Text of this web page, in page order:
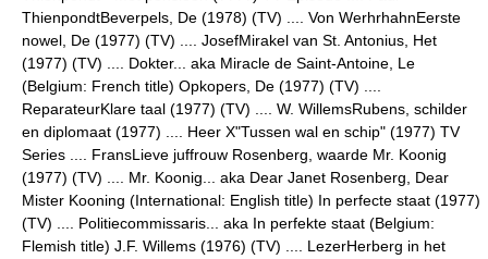
ThienpondtBeverpels, De (1978) (TV) .... Von WerhrhahnEerste
nowel, De (1977) (TV) .... JosefMirakel van St. Antonius, Het
(1977) (TV) .... Dokter... aka Miracle de Saint-Antoine, Le
(Belgium: French title) Opkopers, De (1977) (TV) ....
ReparateurKlare taal (1977) (TV) .... W. WillemsRubens, schilder
en diplomaat (1977) .... Heer X"Tussen wal en schip" (1977) TV
Series .... FransLieve juffrouw Rosenberg, waarde Mr. Koonig
(1977) (TV) .... Mr. Koonig... aka Dear Janet Rosenberg, Dear
Mister Kooning (International: English title) In perfecte staat (1977)
(TV) .... Politiecommissaris... aka In perfekte staat (Belgium:
Flemish title) J.F. Willems (1976) (TV) .... LezerHerberg in het